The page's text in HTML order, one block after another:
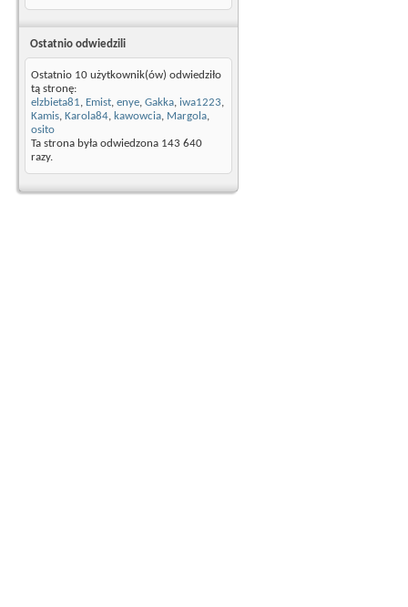
Ostatnio odwiedzili
Ostatnio 10 użytkownik(ów) odwiedziło
tą stronę:
elzbieta81, Emist, enye, Gakka, iwa1223,
Kamis, Karola84, kawowcia, Margola,
osito
Ta strona była odwiedzona 143 640
razy.